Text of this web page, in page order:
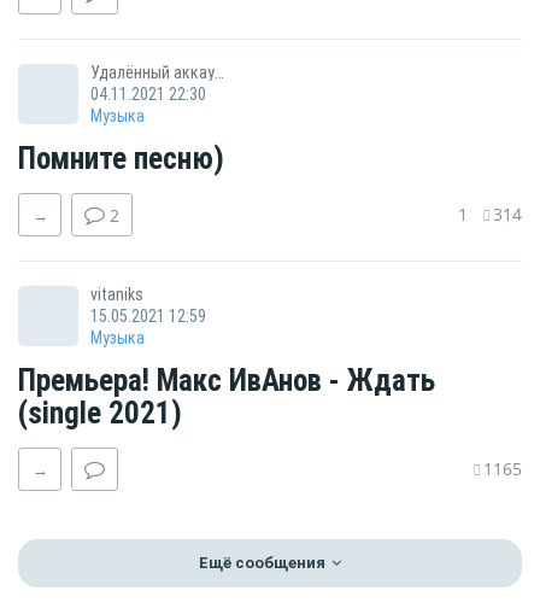
Удалённый аккаунт
04.11.2021 22:30
Музыка
Помните песню)
→ 2 1 314
vitaniks
15.05.2021 12:59
Музыка
Премьера! Макс ИвАнов - Ждать
(single 2021)
→ 1165
Ещё сообщения